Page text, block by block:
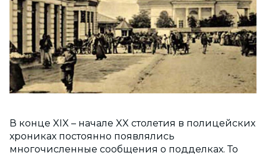
В конце XIX – начале XX столетия в полицейских
хрониках постоянно появлялись
многочисленные сообщения о подделках. То